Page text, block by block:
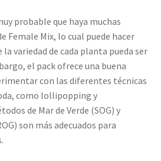
probable que haya muchas
Female Mix, lo cual puede hacer
variedad de cada planta pueda ser
el pack ofrece una buena
con las diferentes técnicas
como lollipopping y
de Mar de Verde (SOG) y
son más adecuados para